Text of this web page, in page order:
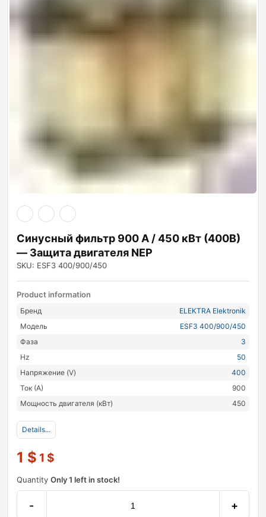
Синусный фильтр 900 А / 450 кВт (400В)
— Защита двигателя NEP
SKU: ESF3 400/900/450
Product information
Бренд
ELEKTRA Elektronik
Модель
ESF3 400/900/450
Фаза
3
Hz
50
Напряжение (V)
400
Ток (А)
900
Мощность двигателя (кВт)
450
Details...
1 $ 1 $
Quantity Only 1 left in stock!
- +